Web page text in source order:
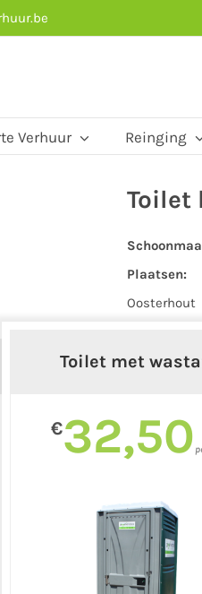
Verhuur Reinging
Toilet
Plaatsen:
Oosterhout
Toilet met
€32,50